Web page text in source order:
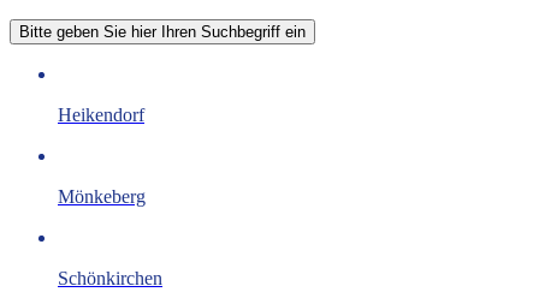
Bitte geben Sie hier Ihren Suchbegriff ein
Heikendorf
Mönkeberg
Schönkirchen